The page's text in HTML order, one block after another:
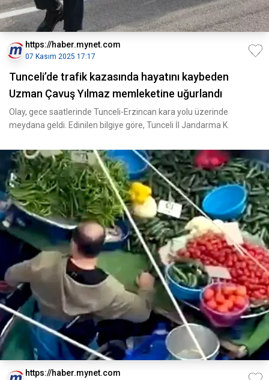
https://haber.mynet.com
07 Kasım 2025 17:17
Tunceli’de trafik kazasında hayatını kaybeden
Uzman Çavuş Yılmaz memleketine uğurlandı
Olay, gece saatlerinde Tunceli-Erzincan kara yolu üzerinde
meydana geldi. Edinilen bilgiye göre, Tunceli İl Jandarma K
https://haber.mynet.com